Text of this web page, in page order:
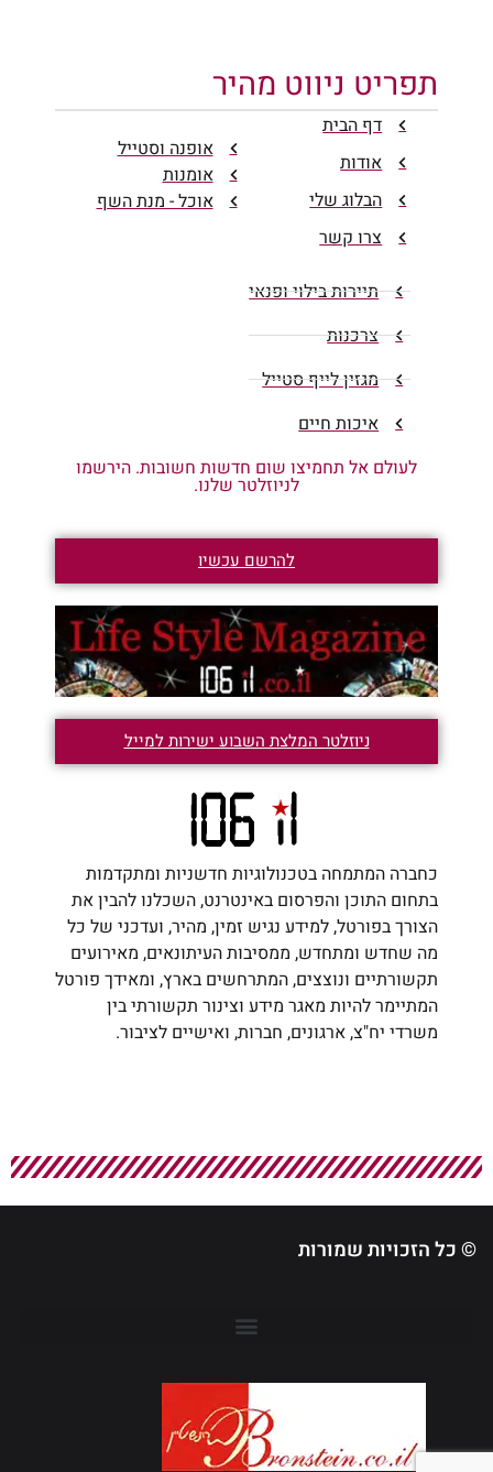
תפריט ניווט מהיר
דף הבית
אודות
הבלוג שלי
צרו קשר
אופנה וסטייל
אומנות
אוכל - מנת השף
תיירות בילוי ופנאי
צרכנות
מגזין לייף סטייל
איכות חיים
לעולם אל תחמיצו שום חדשות חשובות. הירשמו
לניוזלטר שלנו.
להרשם עכשיו
ניוזלטר המלצת השבוע ישירות למייל
כחברה המתמחה בטכנולוגיות חדשניות ומתקדמות
בתחום התוכן והפרסום באינטרנט, השכלנו להבין את
הצורך בפורטל, למידע נגיש זמין, מהיר, ועדכני של כל
מה שחדש ומתחדש, ממסיבות העיתונאים, מאירועים
תקשורתיים ונוצצים, המתרחשים בארץ, ומאידך פורטל
המתיימר להיות מאגר מידע וצינור תקשורתי בין
משרדי יח"צ, ארגונים, חברות, ואישיים לציבור.
© כל הזכויות שמורות